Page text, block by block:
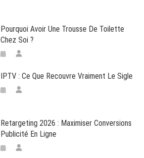
Pourquoi Avoir Une Trousse De Toilette
Chez Soi ?
IPTV : Ce Que Recouvre Vraiment Le Sigle
Retargeting 2026 : Maximiser Conversions
Publicité En Ligne